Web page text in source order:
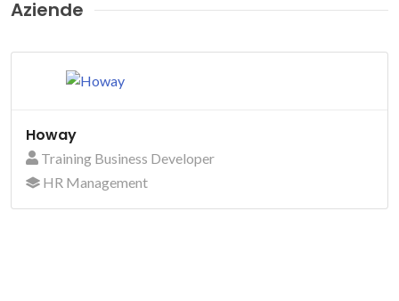
Aziende
Howay
Training Business Developer
HR Management